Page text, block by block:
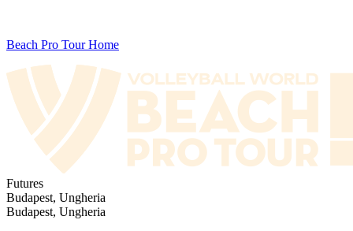
Beach Pro Tour Home
Futures
Budapest, Ungheria
Budapest, Ungheria